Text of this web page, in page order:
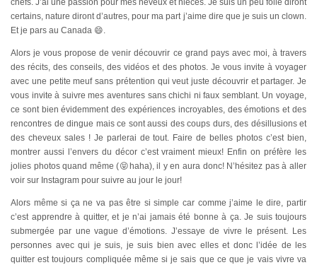
chefs. J’ai une passion pour mes neveux et nièces. Je suis un peu folle diront
certains, nature diront d’autres, pour ma part j’aime dire que je suis un clown.
Et je pars au Canada 😄.
Alors je vous propose de venir découvrir ce grand pays avec moi, à travers
des récits, des conseils, des vidéos et des photos. Je vous invite à voyager
avec une petite meuf sans prétention qui veut juste découvrir et partager. Je
vous invite à suivre mes aventures sans chichi ni faux semblant. Un voyage,
ce sont bien évidemment des expériences incroyables, des émotions et des
rencontres de dingue mais ce sont aussi des coups durs, des désillusions et
des cheveux sales ! Je parlerai de tout. Faire de belles photos c’est bien,
montrer aussi l’envers du décor c’est vraiment mieux! Enfin on préfère les
jolies photos quand même (😝haha), il y en aura donc! N’hésitez pas à aller
voir sur Instagram pour suivre au jour le jour!
Alors même si ça ne va pas être si simple car comme j’aime le dire, partir
c’est apprendre à quitter, et je n’ai jamais été bonne à ça. Je suis toujours
submergée par une vague d’émotions. J’essaye de vivre le présent. Les
personnes avec qui je suis, je suis bien avec elles et donc l’idée de les
quitter est toujours compliquée même si je sais que ce que je vais vivre va